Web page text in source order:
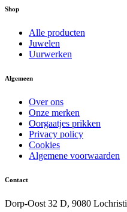
Shop
Alle producten
Juwelen
Uurwerken
Algemeen
Over ons
Onze merken
Oorgaatjes prikken
Privacy policy
Cookies
Algemene voorwaarden
Contact
Dorp-Oost 32 D, 9080 Lochristi